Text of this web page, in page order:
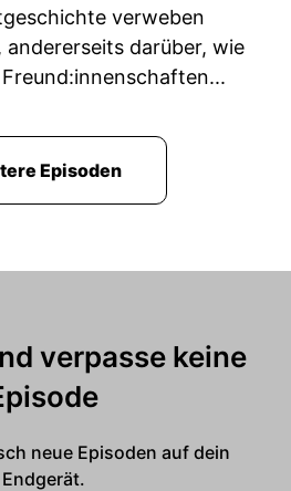
verweben
andererseits darüber, wie
Episoden
verpasse keine
neue Episoden auf dein
Endgerät.